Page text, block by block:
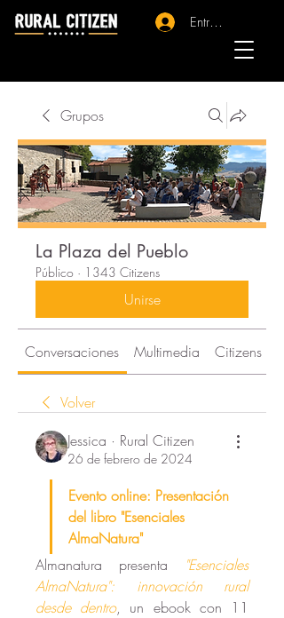
Entrar - Registro
Grupos
La Plaza del Pueblo
Público · 1343 Citizens
Unirse
Conversaciones Multimedia Citizens
Volver
Jessica · Rural Citizen
26 de febrero de 2024
Evento online: Presentación
del libro "Esenciales
AlmaNatura"
Almanatura presenta
"Esenciales
AlmaNatura": innovación rural
desde dentro, un ebook con 11